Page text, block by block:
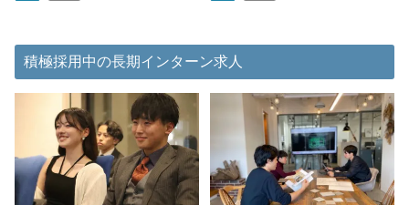
積極採用中の長期インターン求人